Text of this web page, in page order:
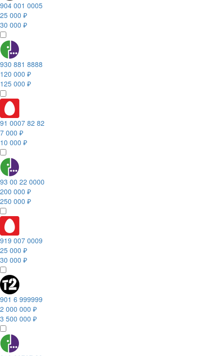
904 001 0005
25 000 ₽
30 000 ₽
930 881 8888
120 000 ₽
125 000 ₽
91 0007 82 82
7 000 ₽
10 000 ₽
93 00 22 0000
200 000 ₽
250 000 ₽
919 007 0009
25 000 ₽
30 000 ₽
901 6 999999
2 000 000 ₽
3 500 000 ₽